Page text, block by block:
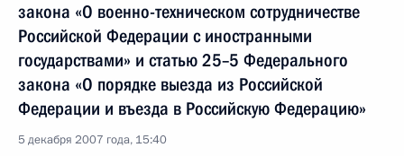
закона «О военно-техническом сотрудничестве
Российской Федерации с иностранными
государствами» и статью 25–5 Федерального
закона «О порядке выезда из Российской
Федерации и въезда в Российскую Федерацию»
5 декабря 2007 года, 15:40